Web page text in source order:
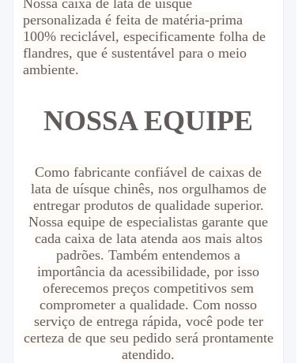
Nossa caixa de lata de uísque
personalizada é feita de matéria-prima
100% reciclável, especificamente folha de
flandres, que é sustentável para o meio
ambiente.
NOSSA EQUIPE
Como fabricante confiável de caixas de
lata de uísque chinês, nos orgulhamos de
entregar produtos de qualidade superior.
Nossa equipe de especialistas garante que
cada caixa de lata atenda aos mais altos
padrões. Também entendemos a
importância da acessibilidade, por isso
oferecemos preços competitivos sem
comprometer a qualidade. Com nosso
serviço de entrega rápida, você pode ter
certeza de que seu pedido será prontamente
atendido.